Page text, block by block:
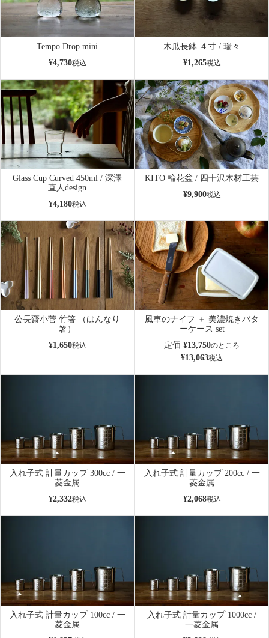
Tempo Drop mini
¥4,730税込
木瓜長鉢 ４寸 / 瑞々
¥1,265税込
Glass Cup Curved 450ml / 深澤
直人design
¥4,180税込
KITO 輪花盆 / 四十沢木材工芸
¥9,900税込
公長齋小菅 竹箸 （はんなり
箸）
¥1,650税込
風車のナイフ ＋ 美濃焼きバタ
ーケース set
定価 ¥13,750のところ
¥13,063税込
入れ子式 計量カップ 300cc / 一
菱金属
¥2,332税込
入れ子式 計量カップ 200cc / 一
菱金属
¥2,068税込
入れ子式 計量カップ 100cc / 一
菱金属
入れ子式 計量カップ 1000cc /
一菱金属